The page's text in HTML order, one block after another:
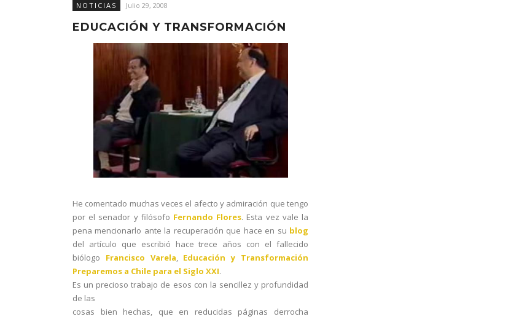
NOTICIAS Julio 29, 2008
EDUCACIÓN Y TRANSFORMACIÓN
He comentado muchas veces el afecto y admiración que tengo
por el senador y filósofo Fernando Flores. Esta vez vale la
pena mencionarlo ante la recuperación que hace en su blog
del artículo que escribió hace trece años con el fallecido
biólogo Francisco Varela, Educación y Transformación
Preparemos a Chile para el Siglo XXI.
Es un precioso trabajo de esos con la sencillez y profundidad
de las
cosas bien hechas, que en reducidas páginas derrocha